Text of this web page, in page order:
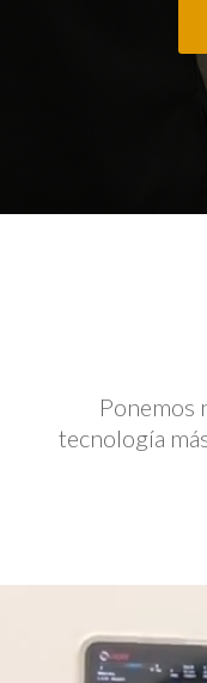
Ponemos
tecnología